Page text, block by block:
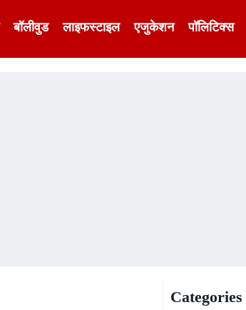
बॉलीवुड लाइफस्टाइल एजुकेशन पॉलिटिक्स
Categories